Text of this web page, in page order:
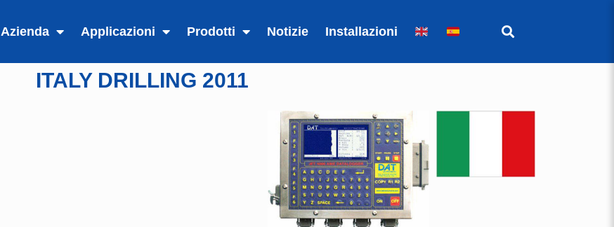
Azienda Applicazioni Prodotti Notizie Installazioni
ITALY DRILLING 2011